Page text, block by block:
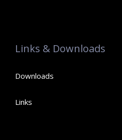
Links & Downloads
Downloads
Links